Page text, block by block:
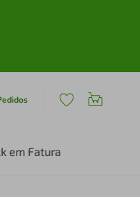
em Fatura